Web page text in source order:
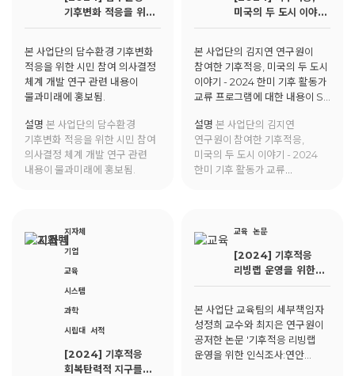
기후변화 적응을 위한
시민 참여 의사결정
본 사업단의 담수환경 기후변화
적응을 위한 시민 참여 의사결정
체계 개발 연구 관련 내용이
물과미래에 홍보됨.
설명 본 사업단의 담수환경
기후변화 적응을 위한 시민 참여
의사결정 체계 개발 연구 관련
내용이 물과미래에 홍보됨.
미국의 두 도시 이야기
- 2024 한미 기후
본 사업단의 김지연 연구원이
참여한 기후적응, 미국의 두 도시
이야기 - 2024 한미 기후 활동가
교류 프로그램에 대한 내용이 SV
설명 본 사업단의 김지연
연구원이 참여한 기후적응,
미국의 두 도시 이야기 - 2024
한미 기후 활동가 교류
지자체
기업
교육
시스템
과학
시립대 서적
[2024] 기후적응
회복탄력적 지구를
교육 논문
[2024] 기후적응
리빙랩 운영을 위한
인식조사:연안 소도시
중심으로
본 사업단 교육팀의 세부책임자
성정희 교수와 최지은 연구원이
공저한 논문 '기후적응 리빙랩
운영을 위한 인식조사:연안